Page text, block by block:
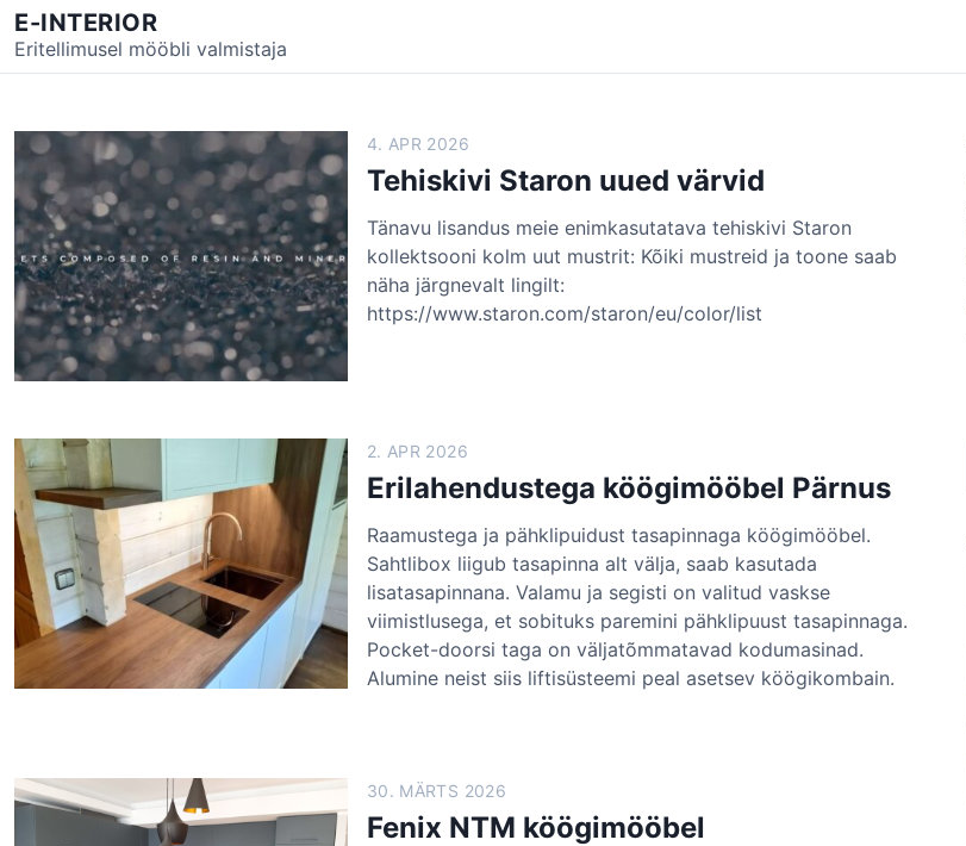
i
E-INTERIOR
Eritellimusel mööbli valmistaja
4. APR 2026
Tehiskivi Staron uued värvid
Tänavu lisandus meie enimkasutatava tehiskivi Staron
kollektsooni kolm uut mustrit: Kõiki mustreid ja toone saab
näha järgnevalt lingilt:
https://www.staron.com/staron/eu/color/list
2. APR 2026
Erilahendustega köögimööbel Pärnus
Raamustega ja pähklipuidust tasapinnaga köögimööbel.
Sahtlibox liigub tasapinna alt välja, saab kasutada
lisatasapinnana. Valamu ja segisti on valitud vaskse
viimistlusega, et sobituks paremini pähklipuust tasapinnaga.
Pocket-doorsi taga on väljatõmmatavad kodumasinad.
Alumine neist siis liftisüsteemi peal asetsev köögikombain.
30. MÄRTS 2026
Fenix NTM köögimööbel